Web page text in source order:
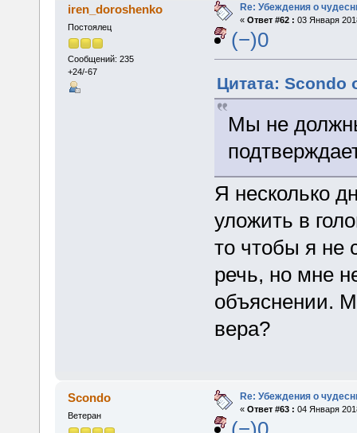
iren_doroshenko
Постоялец
Сообщений: 235
+24/-67
Re: Убеждения о
« Ответ #62 : 03 Января
(−)0
Цитата: Scondo
Мы не
Я несколько
уложить в
то чтобы я не
речь, но мне
объяснении.
вера?
Scondo
Ветеран
Re: Убеждения о
« Ответ #63 : 04 Января